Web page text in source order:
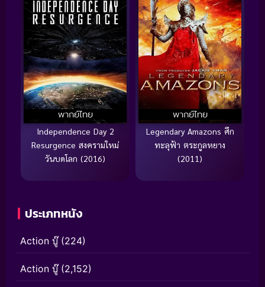
พากย์ไทย
Independence Day 2
Resurgence สงครามใหม่
วันบดโลก (2016)
พากย์ไทย
Legendary Amazons ศึก
ทะลุฟ้า ตระกูลหยาง
(2011)
ประเภทหนัง
Action บู๊(224)
Action บู๊(2,152)